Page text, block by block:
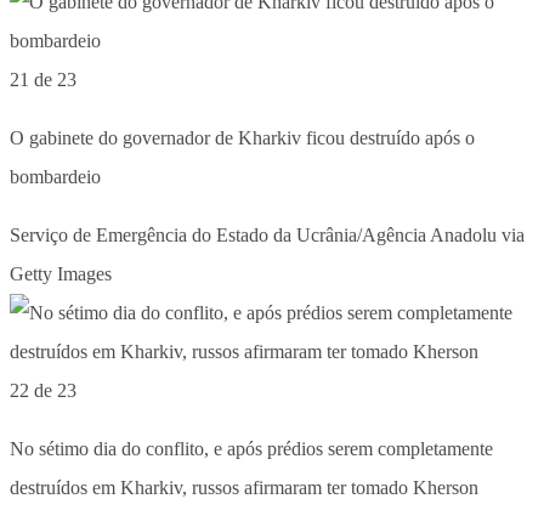
21 de 23
O gabinete do governador de Kharkiv ficou destruído após o
bombardeio
Serviço de Emergência do Estado da Ucrânia/Agência Anadolu via
Getty Images
22 de 23
No sétimo dia do conflito, e após prédios serem completamente
destruídos em Kharkiv, russos afirmaram ter tomado Kherson